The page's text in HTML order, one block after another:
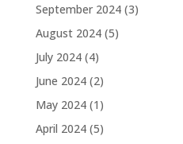
September 2024(3)
August 2024(5)
July 2024(4)
June 2024(2)
May 2024(1)
April 2024(5)